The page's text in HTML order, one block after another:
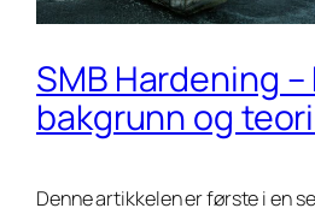
SMB Hardening –
bakgrunn og
Denne artikkelen er første i en